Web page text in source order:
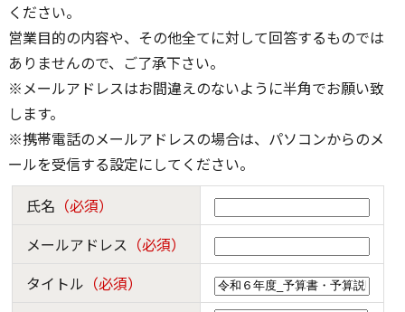
ください。
営業目的の内容や、その他全てに対して回答するものでは
ありませんので、ご了承下さい。
※メールアドレスはお間違えのないように半角でお願い致
します。
※携帯電話のメールアドレスの場合は、パソコンからのメ
ールを受信する設定にしてください。
氏名 （必須）
メールアドレス （必須）
タイトル （必須）